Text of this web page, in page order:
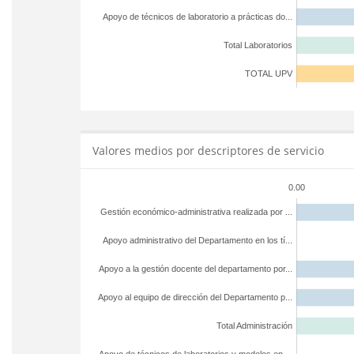
TOTAL UPV
Total Laboratorios
Apoyo de técnicos de laboratorio a prácticas do...
Valores medios por descriptores de servicio
0.00
Total Administración
Apoyo al equipo de dirección del Departamento p...
Apoyo a la gestión docente del departamento por...
Apoyo administrativo del Departamento en los tí...
Gestión económico-administrativa realizada por ...